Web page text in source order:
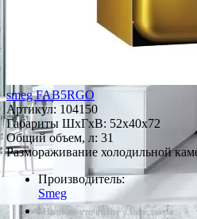
smeg FAB5RGO
Артикул: 104150
Габариты ШxГxВ: 52x40x72
Общий объем, л: 31
Размораживание холодильной
Производитель:
Smeg
*Наличие уточняйте у менеджера